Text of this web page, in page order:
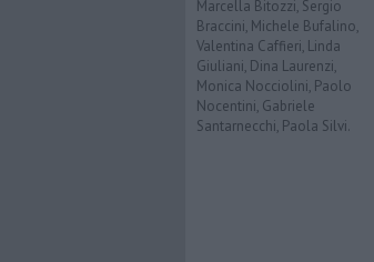
Marcella Bitozzi, Sergio
Braccini, Michele Bufalino,
Valentina Caffieri, Linda
Giuliani, Dina Laurenzi,
Monica Nocciolini, Paolo
Nocentini, Gabriele
Santarnecchi, Paola Silvi.